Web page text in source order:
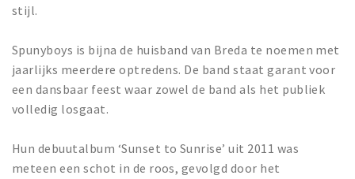
Inloggen
stijl.
Spunyboys is bijna de huisband van Breda te noemen met
jaarlijks meerdere optredens. De band staat garant voor
een dansbaar feest waar zowel de band als het publiek
volledig losgaat.
Hun debuutalbum ‘Sunset to Sunrise’ uit 2011 was
meteen een schot in de roos, gevolgd door het